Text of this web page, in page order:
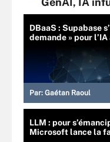
DBaaS : Supabase
demande » pour
Par: Gaétan Raoul
LLM : pour
Microsoft lance la